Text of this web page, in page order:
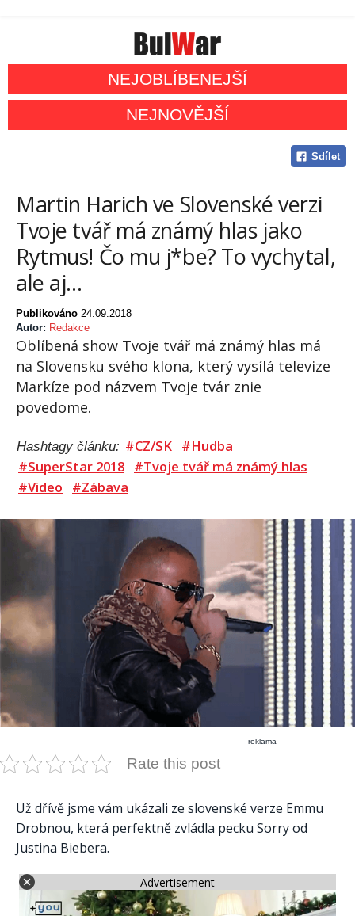
NEJOBLÍBENEJŠÍ
NEJNOVĚJŠÍ
Sdílet
Martin Harich ve Slovenské verzi
Tvoje tvář má známý hlas jako
Rytmus! Čo mu j*be? To vychytal,
ale aj...
Publikováno 24.09.2018
Autor: Redakce
Oblíbená show Tvoje tvář má známý hlas má
na Slovensku svého klona, který vysílá televize
Markíze pod názvem Tvoje tvár znie
povedome.
Hashtagy článku: #CZ/SK #Hudba
#SuperStar 2018 #Tvoje tvář má známý hlas
#Video
#Zábava
reklama
Rate this post
Už dřívě jsme vám ukázali ze slovenské verze Emmu
Drobnou, která perfektně zvládla pecku Sorry od
Justina Biebera.
Advertisement